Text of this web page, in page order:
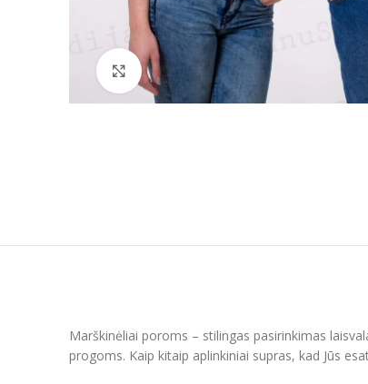
Padidinti
Marškinėliai poroms – stilingas pasirinkimas
progoms. Kaip kitaip aplinkiniai supras, kad Jūs